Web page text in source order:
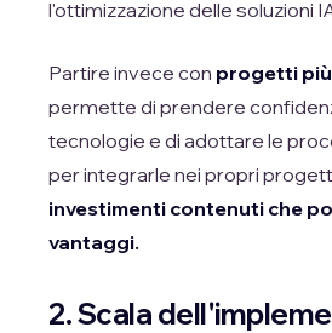
l'ottimizzazione delle soluzioni
Partire invece con progetti
permette di prendere
tecnologie e di adottare le
per integrarle nei propri
investimenti contenuti che
vantaggi.
2. Scala